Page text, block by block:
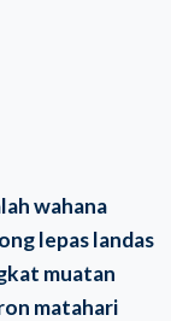
wahana
lepas landas
muatan
matahari